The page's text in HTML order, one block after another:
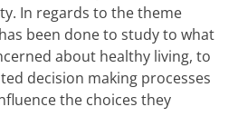
In regards to the theme
has been done to study to what
about healthy living, to
decision making processes
the choices they